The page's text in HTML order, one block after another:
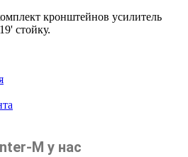
кронштейнов усилитель
стойку.
M у нас